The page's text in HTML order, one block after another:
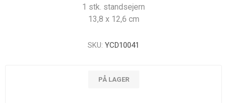
1 stk. standsejern
13,8 x 12,6 cm
SKU: YCD10041
PÅ LAGER